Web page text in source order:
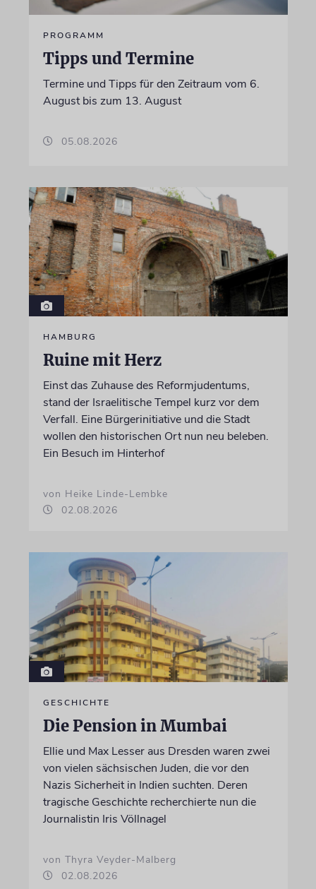
PROGRAMM
Tipps und Termine
Termine und Tipps für den Zeitraum vom 6.
August bis zum 13. August
05.08.2026
HAMBURG
Ruine mit Herz
Einst das Zuhause des Reformjudentums,
stand der Israelitische Tempel kurz vor dem
Verfall. Eine Bürgerinitiative und die Stadt
wollen den historischen Ort nun neu beleben.
Ein Besuch im Hinterhof
von Heike Linde-Lembke
02.08.2026
GESCHICHTE
Die Pension in Mumbai
Ellie und Max Lesser aus Dresden waren zwei
von vielen sächsischen Juden, die vor den
Nazis Sicherheit in Indien suchten. Deren
tragische Geschichte recherchierte nun die
Journalistin Iris Völlnagel
von Thyra Veyder-Malberg
02.08.2026